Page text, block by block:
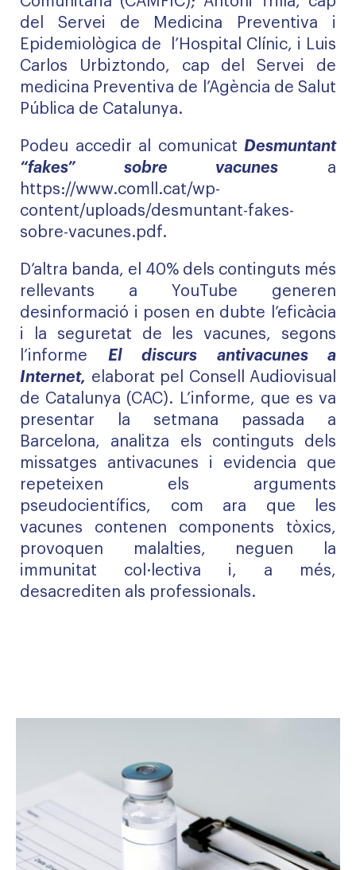
del Servei de Medicina Preventiva i
Epidemiològica de l’Hospital Clínic, i Luis
Carlos Urbiztondo, cap del Servei de
medicina Preventiva de l’Agència de Salut
Pública de Catalunya.
Podeu accedir al comunicat Desmuntant
“fakes” sobre vacunes a
https://www.comll.cat/wp-
content/uploads/desmuntant-fakes-
sobre-vacunes.pdf.
D’altra banda, el 40% dels continguts més
rellevants a YouTube generen
desinformació i posen en dubte l’eficàcia
i la seguretat de les vacunes, segons
l’informe El discurs antivacunes a
Internet, elaborat pel Consell Audiovisual
de Catalunya (CAC). L’informe, que es va
presentar la setmana passada a
Barcelona, analitza els continguts dels
missatges antivacunes i evidencia que
repeteixen els arguments
pseudocientífics, com ara que les
vacunes contenen components tòxics,
provoquen malalties, neguen la
immunitat col·lectiva i, a més,
desacrediten als professionals.